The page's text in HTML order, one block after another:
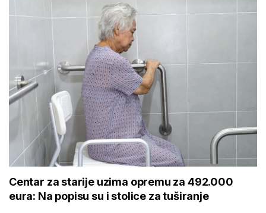
Centar za starije uzima opremu za 492.000
eura: Na popisu su i stolice za tuširanje